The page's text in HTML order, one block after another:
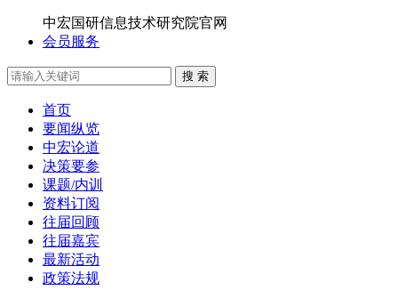
中宏国研信息技术研究院官网
会员服务
搜 索
首页
要闻纵览
中宏论道
决策要参
课题/内训
资料订阅
往届回顾
往届嘉宾
最新活动
政策法规